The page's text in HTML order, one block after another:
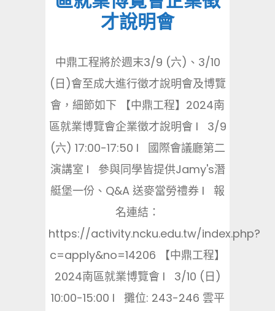
才說明會
中鼎工程將於週末3/9 (六)、3/10
(日)會至成大進行徵才說明會及博覽
會，細節如下 【中鼎工程】2024南
區就業博覽會企業徵才說明會 l 3/9
(六) 17:00-17:50 l 國際會議廳第二
演講室 l 參與同學皆提供Jamy's潛
艇堡一份、Q&A 送麥當勞禮券 l 報
名連結：
https://activity.ncku.edu.tw/index.php?
c=apply&no=14206 【中鼎工程】
2024南區就業博覽會 l 3/10 (日)
10:00-15:00 l 攤位: 243-246 雲平